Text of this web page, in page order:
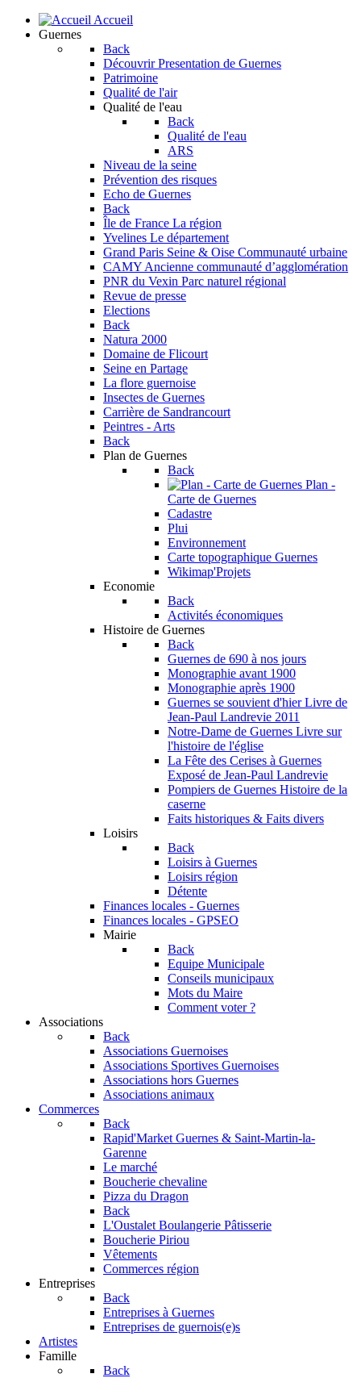
Accueil
Guernes
Back
Découvrir Presentation de Guernes
Patrimoine
Qualité de l'air
Qualité de l'eau
Back
Qualité de l'eau
ARS
Niveau de la seine
Prévention des risques
Echo de Guernes
Back
Île de France La région
Yvelines Le département
Grand Paris Seine & Oise Communauté urbaine
CAMY Ancienne communauté d’agglomération
PNR du Vexin Parc naturel régional
Revue de presse
Elections
Back
Natura 2000
Domaine de Flicourt
Seine en Partage
La flore guernoise
Insectes de Guernes
Carrière de Sandrancourt
Peintres - Arts
Back
Plan de Guernes
Back
Plan -
Carte de Guernes
Cadastre
Plui
Environnement
Carte topographique Guernes
Wikimap'Projets
Economie
Back
Activités économiques
Histoire de Guernes
Back
Guernes de 690 à nos jours
Monographie avant 1900
Monographie après 1900
Guernes se souvient d'hier Livre de
Jean-Paul Landrevie 2011
Notre-Dame de Guernes Livre sur
l'histoire de l'église
La Fête des Cerises à Guernes
Exposé de Jean-Paul Landrevie
Pompiers de Guernes Histoire de la
caserne
Faits historiques & Faits divers
Loisirs
Back
Loisirs à Guernes
Loisirs région
Détente
Finances locales - Guernes
Finances locales - GPSEO
Mairie
Back
Equipe Municipale
Conseils municipaux
Mots du Maire
Comment voter ?
Associations
Back
Associations Guernoises
Associations Sportives Guernoises
Associations hors Guernes
Associations animaux
Commerces
Back
Rapid'Market Guernes & Saint-Martin-la-
Garenne
Le marché
Boucherie chevaline
Pizza du Dragon
Back
L'Oustalet Boulangerie Pâtisserie
Boucherie Piriou
Vêtements
Commerces région
Entreprises
Back
Entreprises à Guernes
Entreprises de guernois(e)s
Artistes
Famille
Back